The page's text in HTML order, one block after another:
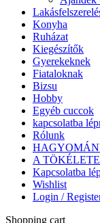
Konyha
Ruházat
Kiegészítők
Gyerekeknek
Fiataloknak
Bizsu
Hobby
Egyéb cuccok
kapcsolatba
Rólunk
A
Kapcsolatba
Wishlist
Login /
Shopping cart